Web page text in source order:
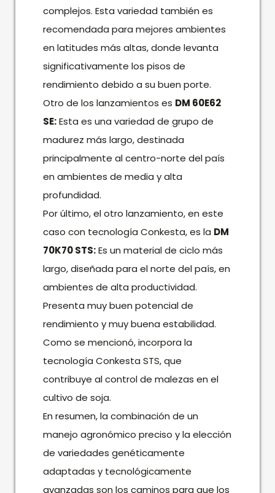
complejos. Esta variedad también es
recomendada para mejores ambientes
en latitudes más altas, donde levanta
significativamente los pisos de
rendimiento debido a su buen porte.
Otro de los lanzamientos es DM 60E62
SE:Esta es una variedad de grupo de
madurez más largo, destinada
principalmente al centro-norte del país
en ambientes de media y alta
profundidad.
Por último, el otro lanzamiento, en este
caso con tecnología Conkesta, es la DM
70K70 STS:Es un material de ciclo más
largo, diseñada para el norte del país, en
ambientes de alta productividad.
Presenta muy buen potencial de
rendimiento y muy buena estabilidad.
Como se mencionó, incorpora la
tecnología Conkesta STS, que
contribuye al control de malezas en el
cultivo de soja.
En resumen, la combinación de un
manejo agronómico preciso y la elección
de variedades genéticamente
adaptadas y tecnológicamente
avanzadas son los caminos para que los